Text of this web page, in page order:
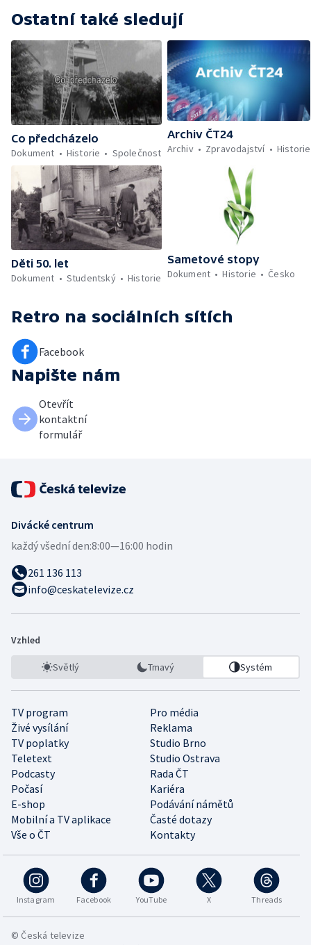
Ostatní také sledují
Co předcházelo
Dokument
Historie Společnost
Archiv ČT24
Archiv
Zpravodajství Historie
Děti 50. let
Dokument
Studentský Historie
Sametové stopy
Dokument
Historie Česko
Retro na sociálních sítích
Facebook
Napište nám
Otevřít
kontaktní
formulář
Divácké centrum
každý všední den:8:00—16:00 hodin
261 136 113
info@ceskatelevize.cz
Vzhled
Světlý Tmavý Systém
TV program
Pro média
Živé vysílání
Reklama
TV poplatky
Studio Brno
Teletext
Studio Ostrava
Podcasty
Rada ČT
Počasí
Kariéra
E-shop
Podávání námětů
Mobilní a TV aplikace
Časté dotazy
Vše o ČT
Kontakty
Instagram Facebook YouTube X Threads
© Česká televize